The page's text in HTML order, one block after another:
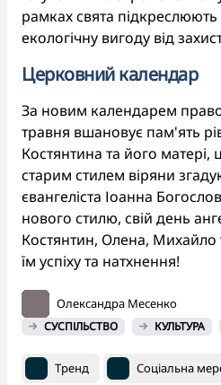
рамках свята
екологічну вигоду від
Церковний календар
За новим календарем
травня вшановує пам'ять
Костянтина та його матері,
старим стилем віряни
євангеліста Іоанна
нового стилю, свій день
Костянтин, Олена,
їм успіху та натхнення!
Олександра Месенко
СУСПІЛЬСТВО КУЛЬТУРА
Тренд Соціальна